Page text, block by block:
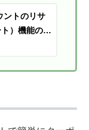
ントのリサ
）機能の使